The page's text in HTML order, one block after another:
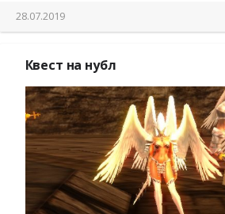
28.07.2019
Квест на нубл